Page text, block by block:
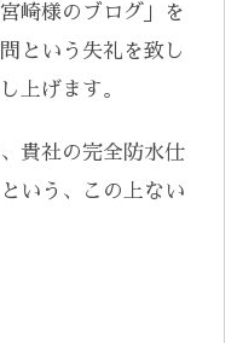
崎様のブログ」を
という失礼を致し
上げます。
貴社の完全防水仕
いう、この上ない